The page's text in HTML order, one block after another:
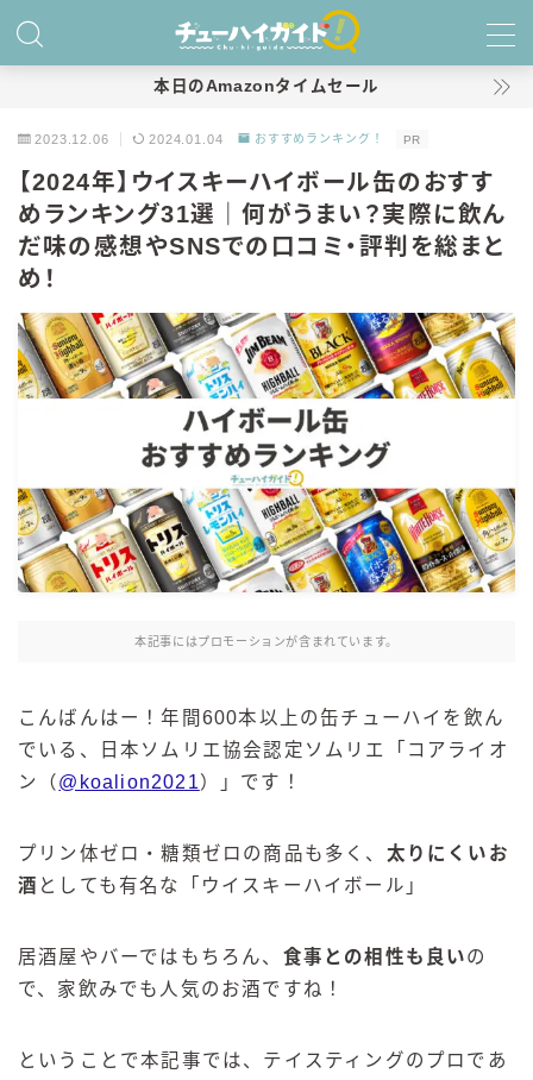
特集！
商品レビュー
キリン
氷結 無糖
氷結 ストロング
麒麟特製サワー
麒麟 発酵サワー
麹レモンサワー
サントリー
ー196℃ ストロングゼロ
ー196℃ 瞬間凍結
CRAFT－196℃
こだわり酒場
BAR Pomum（バー・ポームム）
角ハイボール
ジムビームハイボール
本日のAmazonタイムセール
2023.12.06 2024.01.04 おすすめランキング！ PR
【2024年】ウイスキーハイボール缶のおすす
めランキング31選｜何がうまい？実際に飲ん
だ味の感想やSNSでの口コミ・評判を総まと
め！
本記事にはプロモーションが含まれています。
こんばんはー！年間600本以上の缶チューハイを飲ん
でいる、日本ソムリエ協会認定ソムリエ「コアライオ
ン（ @koalion2021）」です！
プリン体ゼロ・糖類ゼロの商品も多く、 太りにくいお
酒 としても有名な「ウイスキーハイボール」
居酒屋やバーではもちろん、 食事との相性も良いの
で、家飲みでも人気のお酒ですね！
ということで本記事では、テイスティングのプロであ